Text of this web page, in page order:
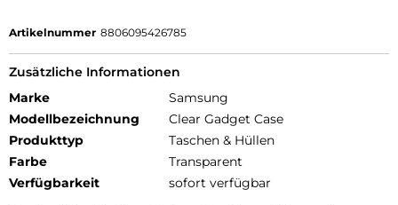
Artikelnummer 8806095426785
Zusätzliche Informationen
Marke
Samsung
Modellbezeichnung
Clear Gadget Case
Produkttyp
Taschen & Hüllen
Farbe
Transparent
Verfügbarkeit
sofort verfügbar